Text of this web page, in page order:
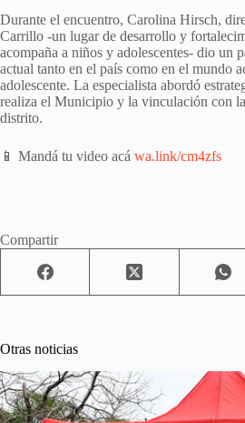
Durante el encuentro, Carolina Hirsch,
Carrillo -un lugar de desarrollo y
acompaña a niños y adolescentes- dio un
actual tanto en el país como en el mundo
adolescente. La especialista abordó
realiza el Municipio y la vinculación con
distrito.
📱 Mandá tu video acá wa.link/cm4zfs
Compartir
Otras noticias